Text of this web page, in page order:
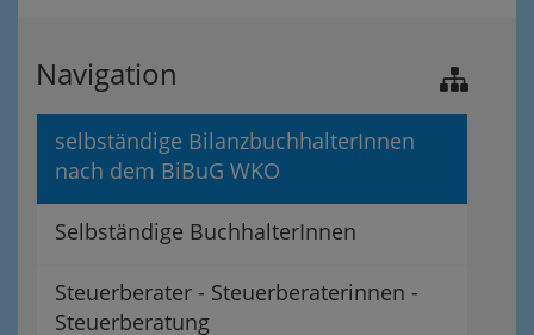
Navigation
selbständige BilanzbuchhalterInnen
nach dem BiBuG WKO
Selbständige BuchhalterInnen
Steuerberater - Steuerberaterinnen -
Steuerberatung